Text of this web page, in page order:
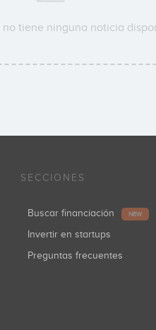
no tiene ninguna noticia
SECCIONES
Buscar financiación NEW
Invertir en startups
Preguntas frecuentes